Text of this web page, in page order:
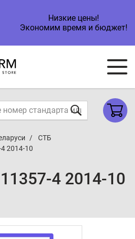
Низкие цены!
Экономим время и бюджет!
СТБ
4 2014-10
4 2014-10